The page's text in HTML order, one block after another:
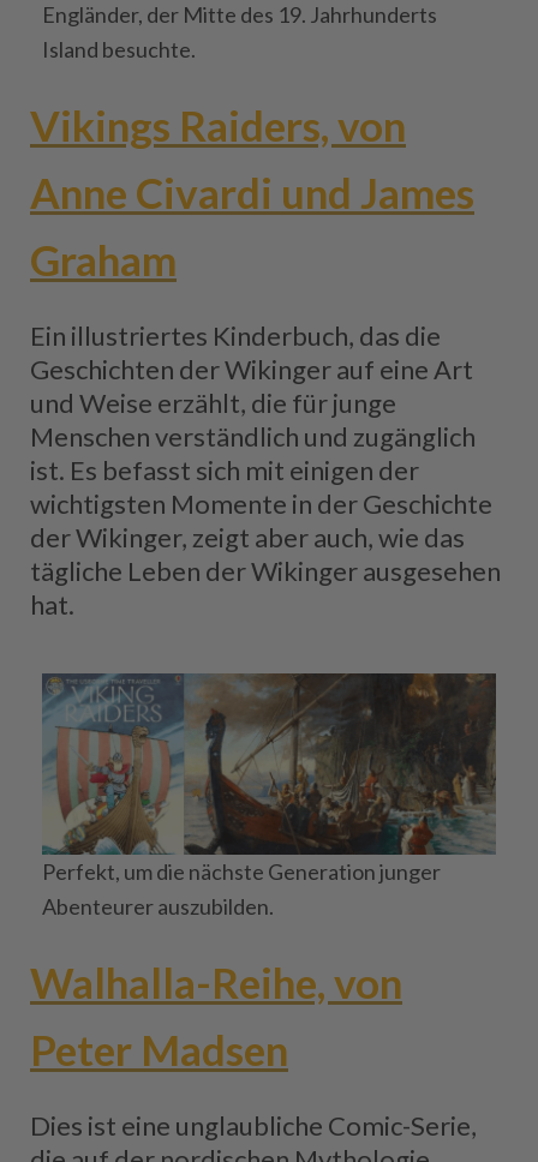
Engländer, der Mitte des 19. Jahrhunderts
Island besuchte.
Vikings Raiders, von
Anne Civardi und James
Graham
Ein illustriertes Kinderbuch, das die
Geschichten der Wikinger auf eine Art
und Weise erzählt, die für junge
Menschen verständlich und zugänglich
ist. Es befasst sich mit einigen der
wichtigsten Momente in der Geschichte
der Wikinger, zeigt aber auch, wie das
tägliche Leben der Wikinger ausgesehen
hat.
Perfekt, um die nächste Generation junger
Abenteurer auszubilden.
Walhalla-Reihe, von
Peter Madsen
Dies ist eine unglaubliche Comic-Serie,